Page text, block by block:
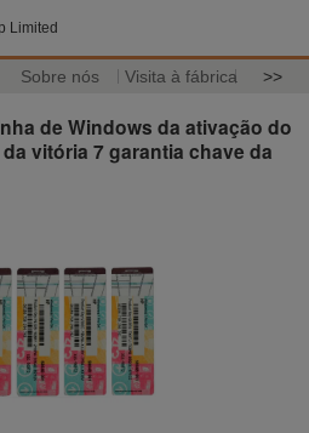
Limited
Sobre nós Visita à fábrica >>
de Windows da ativação do
vitória 7 garantia chave da